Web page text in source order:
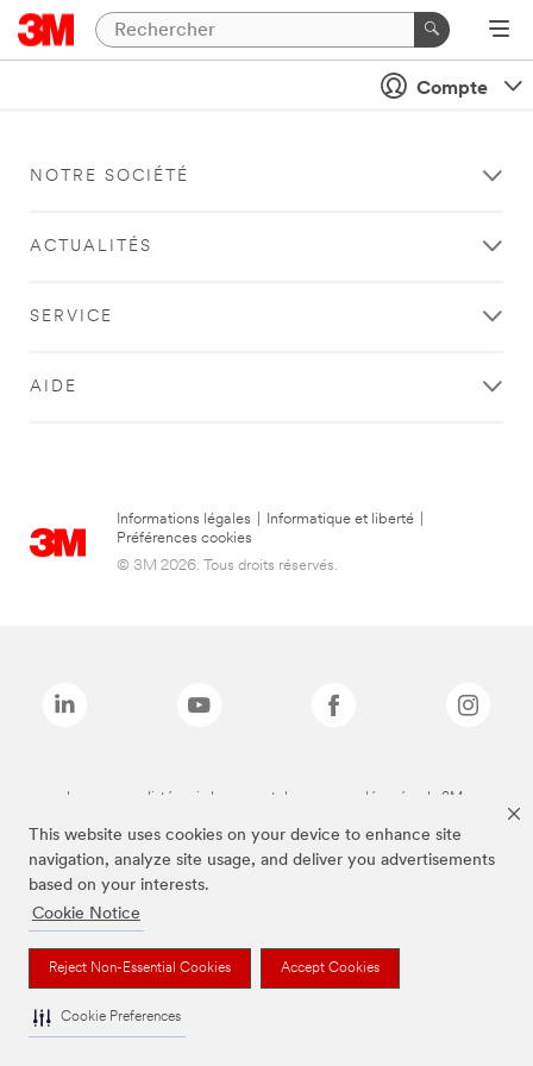
This website uses cookies on your device to enhance site
navigation, analyze site usage, and deliver you advertisements
based on your interests.
Cookie Notice
Reject Non-Essential Cookies Accept Cookies
Cookie Preferences
Compte
NOTRE SOCIÉTÉ
ACTUALITÉS
SERVICE
AIDE
Informations légales Informatique et liberté
Préférences cookies
© 3M 2026. Tous droits réservés.
Les marques listées ci-dessus sont des marques déposées de 3M.